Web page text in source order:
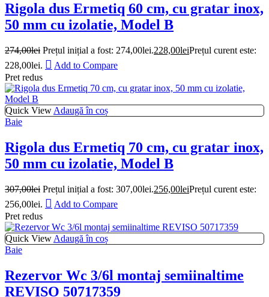
Rigola dus Ermetiq 60 cm, cu gratar inox,
50 mm cu izolatie, Model B
274,00lei Prețul inițial a fost: 274,00lei.228,00leiPrețul curent este:
228,00lei.
Add to Compare
Pret redus
Quick View Adaugă în coș
Baie
Rigola dus Ermetiq 70 cm, cu gratar inox,
50 mm cu izolatie, Model B
307,00lei Prețul inițial a fost: 307,00lei.256,00leiPrețul curent este:
256,00lei.
Add to Compare
Pret redus
Quick View Adaugă în coș
Baie
Rezervor Wc 3/6l montaj semiinaltime
REVISO 50717359